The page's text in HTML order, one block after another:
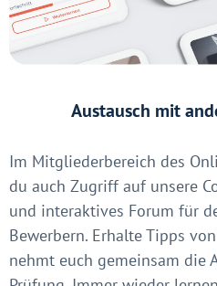
Austausch mit
Im Mitgliederbereich des
du auch Zugriff auf unsere
und interaktives Forum für
Bewerbern. Erhalte Tipps
nehmt euch gemeinsam die